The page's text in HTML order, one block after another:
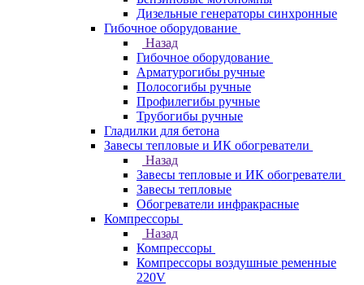
Дизельные генераторы синхронные
Гибочное оборудование
Назад
Гибочное оборудование
Арматурогибы ручные
Полосогибы ручные
Профилегибы ручные
Трубогибы ручные
Гладилки для бетона
Завесы тепловые и ИК обогреватели
Назад
Завесы тепловые и ИК обогреватели
Завесы тепловые
Обогреватели инфракрасные
Компрессоры
Назад
Компрессоры
Компрессоры воздушные ременные
220V